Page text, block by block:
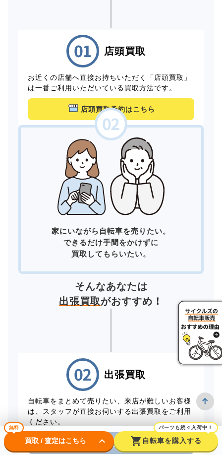
店頭買取
お近くの店舗へ直接お持ちいただく「店頭買取」
は一番ご利用いただいている買取方法です。
店頭買取予約はこちら
家にいながら自転車を売りたい。
できるだけ手間をかけずに
買取してもらいたい。
そんなあなたは
出張買取がおすすめ！
出張買取
自転車をまとめて売りたい、来店が難しいお客様
は、スタッフが直接お伺いする出張買取をご利用
ください。
電話から出張買取を申し込む
無料
買取 / 査定はこちら keyboard_arrow_down shopping_cart
パーツも続々入荷中！
自転車を購入する